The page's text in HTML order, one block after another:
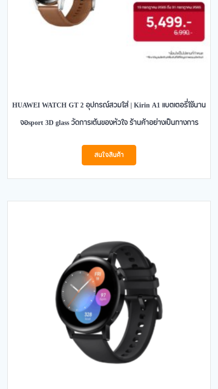
HUAWEI WATCH GT 2 อุปกรณ์สวมใส่ | Kirin A1 แบตเตอรี่ใช้นาน
จอsport 3D glass วัดการเต้นของหัวใจ ร้านค้าอย่างเป็นทางการ
สนใจสินค้า